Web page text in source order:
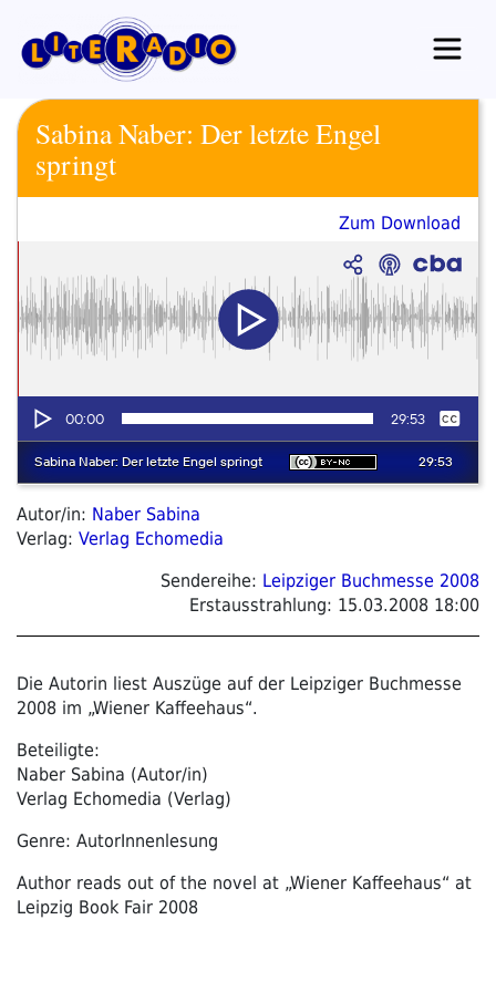
Inhalt
springen
Sabina Naber: Der letzte Engel
springt
Zum Download
Autor/in: Naber Sabina
Verlag: Verlag Echomedia
Sendereihe: Leipziger Buchmesse 2008
Erstausstrahlung: 15.03.2008 18:00
Die Autorin liest Auszüge auf der Leipziger Buchmesse
2008 im „Wiener Kaffeehaus“.
Beteiligte:
Naber Sabina (Autor/in)
Verlag Echomedia (Verlag)
Genre: AutorInnenlesung
Author reads out of the novel at „Wiener Kaffeehaus“ at
Leipzig Book Fair 2008